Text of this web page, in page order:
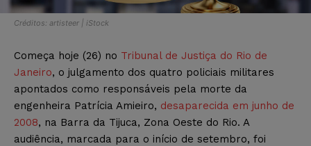
Créditos: artisteer | iStock
Começa hoje (26) no Tribunal de Justiça do Rio de
Janeiro, o julgamento dos quatro policiais militares
apontados como responsáveis pela morte da
engenheira Patrícia Amieiro, desaparecida em junho de
2008, na Barra da Tijuca, Zona Oeste do Rio. A
audiência, marcada para o início de setembro, foi